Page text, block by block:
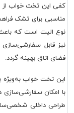
مناسبی برای تشک
نوع الیت است که
نیز قابل
فضای اتاق بهینه گردد.
این تخت خواب به‌ویژه
با امکان سفارشی‌سازی
طراحی داخلی